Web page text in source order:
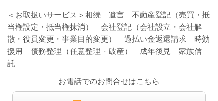
＜お取扱いサービス＞相続 遺言 不動産登記（売買・抵
当権設定・抵当権抹消） 会社登記（会社設立・会社解
散・役員変更・事業目的変更） 過払い金返還請求 時効
援用 債務整理（任意整理・破産） 成年後見 家族信
託
お電話でのお問合せはこちら